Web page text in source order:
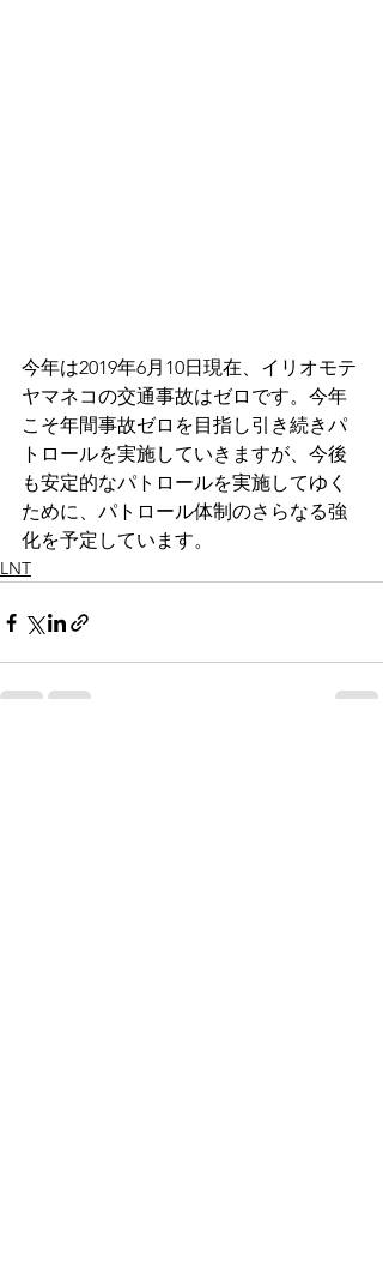
今年は2019年6月10日現在、イリオモテ
ヤマネコの交通事故はゼロです。今年
こそ年間事故ゼロを目指し引き続きパ
トロールを実施していきますが、今後
も安定的なパトロールを実施してゆく
ために、パトロール体制のさらなる強
化を予定しています。
LNT